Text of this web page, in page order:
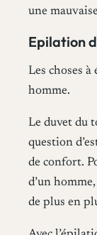
une
Epilation
Les choses
homme.
Le duvet du
question
de confort.
d’un
de plus en